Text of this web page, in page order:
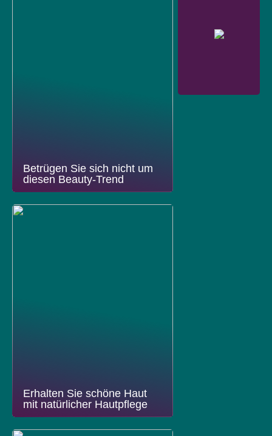
Betrügen Sie sich nicht um
diesen Beauty-Trend
Erhalten Sie schöne Haut
mit natürlicher Hautpflege